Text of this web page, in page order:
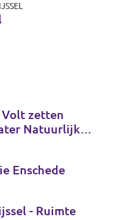
Volt zetten
Natuurlijk
Enschede
- Ruimte